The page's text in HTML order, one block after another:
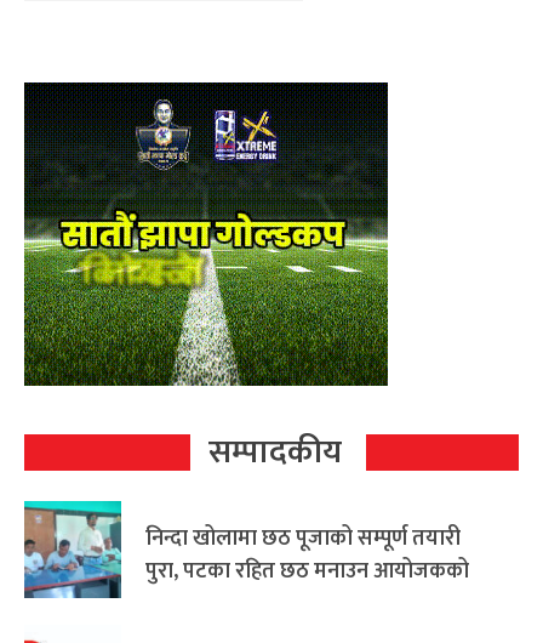
सम्पादकीय
निन्दा खोलामा छठ पूजाको सम्पूर्ण तयारी
पुरा, पटका रहित छठ मनाउन आयोजकको